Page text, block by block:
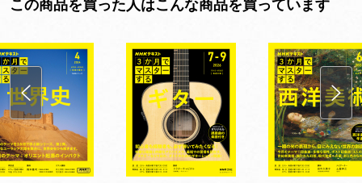
この商品を買った人はこんな商品を買っています